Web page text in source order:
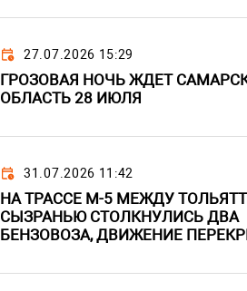
27.07.2026 15:29
ГРОЗОВАЯ НОЧЬ ЖДЕТ
ОБЛАСТЬ 28 ИЮЛЯ
31.07.2026 11:42
НА ТРАССЕ М-5 МЕЖДУ
СЫЗРАНЬЮ СТОЛКНУЛИСЬ ДВА
БЕНЗОВОЗА, ДВИЖЕНИЕ